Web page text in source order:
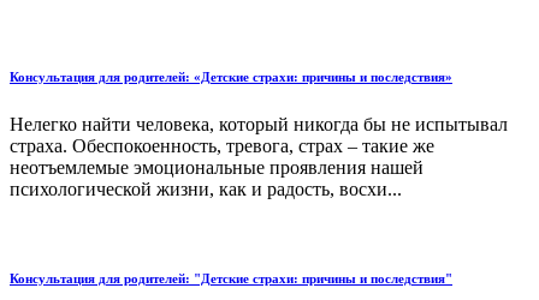
Консультация для родителей: «Детские страхи: причины и последствия»
Нелегко найти человека, который никогда бы не испытывал
страха. Обеспокоенность, тревога, страх – такие же
неотъемлемые эмоциональные проявления нашей
психологической жизни, как и радость, восхи...
Консультация для родителей: "Детские страхи: причины и последствия"